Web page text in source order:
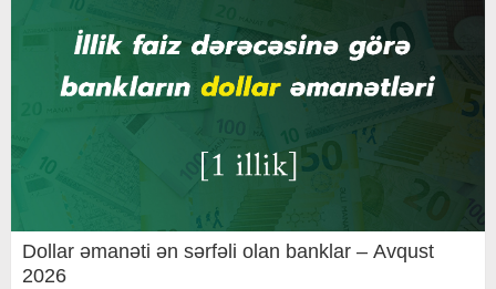
Dollar əmanəti ən sərfəli olan banklar – Avqust
2026